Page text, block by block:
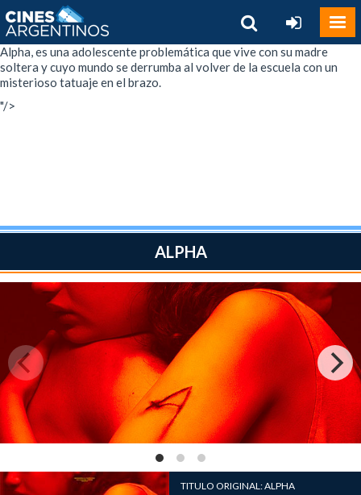
Alpha, es una adolescente problemática que vive con su madre
soltera y cuyo mundo se derrumba al volver de la escuela con un
misterioso tatuaje en el brazo.
"/>
ALPHA
TITULO ORIGINAL: ALPHA